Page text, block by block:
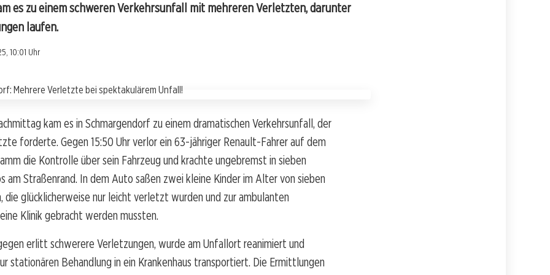
es zu einem schweren Verkehrsunfall mit mehreren Verletzten, darunter
laufen.
10:01 Uhr
kam es in Schmargendorf zu einem dramatischen Verkehrsunfall, der
forderte. Gegen 15:50 Uhr verlor ein 63-jähriger Renault-Fahrer auf dem
die Kontrolle über sein Fahrzeug und krachte ungebremst in sieben
am Straßenrand. In dem Auto saßen zwei kleine Kinder im Alter von sieben
die glücklicherweise nur leicht verletzt wurden und zur ambulanten
Klinik gebracht werden mussten.
erlitt schwerere Verletzungen, wurde am Unfallort reanimiert und
stationären Behandlung in ein Krankenhaus transportiert. Die Ermittlungen